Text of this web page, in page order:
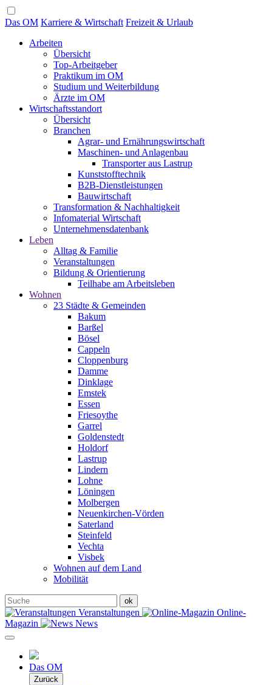
Das OM Karriere & Wirtschaft Freizeit & Urlaub
Arbeiten
Übersicht
Top-Arbeitgeber
Praktikum im OM
Studium und Weiterbildung
Ärzte im OM
Wirtschaftsstandort
Übersicht
Branchen
Agrar- und Ernährungswirtschaft
Maschinen- und Anlagenbau
Transporter aus Lastrup
Kunststofftechnik
B2B-Dienstleistungen
Bauwirtschaft
Transformation & Nachhaltigkeit
Infomaterial Wirtschaft
Unternehmensdatenbank
Leben
Alltag & Familie
Veranstaltungen
Bildung & Orientierung
Teilhabe am Arbeitsleben
Wohnen
23 Städte & Gemeinden
Bakum
Barßel
Bösel
Cappeln
Cloppenburg
Damme
Dinklage
Emstek
Essen
Friesoythe
Garrel
Goldenstedt
Holdorf
Lastrup
Lindern
Lohne
Löningen
Molbergen
Neuenkirchen-Vörden
Saterland
Steinfeld
Vechta
Visbek
Wohnen auf dem Land
Mobilität
Veranstaltungen
Online-
Magazin
News
Das OM
Zurück